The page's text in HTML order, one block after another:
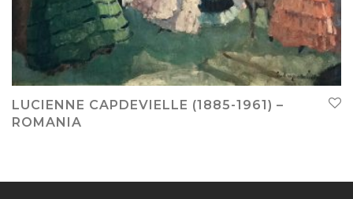
LUCIENNE CAPDEVIELLE (1885-1961) –
ROMANIA